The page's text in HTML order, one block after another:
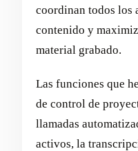
coordinan todos los
contenido y
material grabado.
Las funciones que
de control de
llamadas
activos, la